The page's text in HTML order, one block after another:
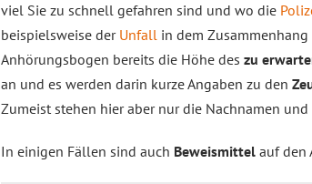
viel Sie zu schnell gefahren sind und wo die
beispielsweise der Unfall in dem
Anhörungsbogen bereits die Höhe des zu
an und es werden darin kurze Angaben zu den
Zumeist stehen hier aber nur die Nachnamen
In einigen Fällen sind auch Beweismittel auf den